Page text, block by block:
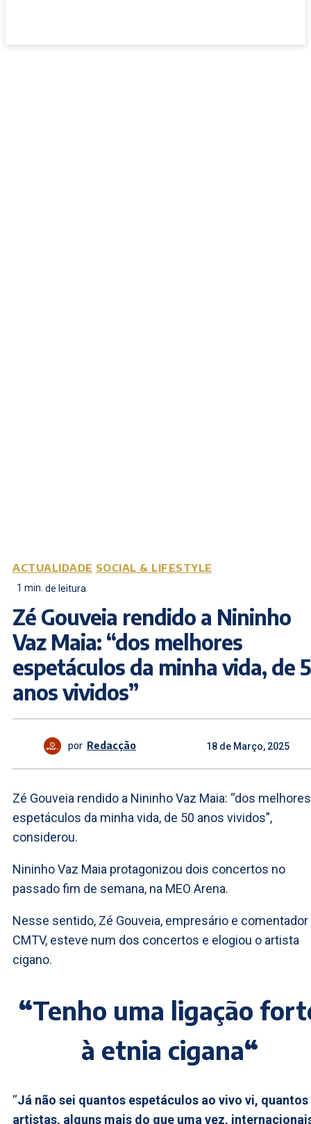
ACTUALIDADE SOCIAL & LIFESTYLE
1 min. de leitura
Zé Gouveia rendido a Nininho
Vaz Maia: “dos melhores
espetáculos da minha vida, de
anos vividos”
por Redacção 18 de Março, 2025
Zé Gouveia rendido a Nininho Vaz Maia: “dos melhores
espetáculos da minha vida, de 50 anos vividos”,
considerou.
Nininho Vaz Maia protagonizou dois concertos no
passado fim de semana, na MEO Arena.
Nesse sentido, Zé Gouveia, empresário e comentador
CMTV, esteve num dos concertos e elogiou o artista
cigano.
“Tenho uma ligação
à etnia cigana“
“Já não sei quantos espetáculos ao vivo vi, quantos
artistas, alguns mais do que uma vez,